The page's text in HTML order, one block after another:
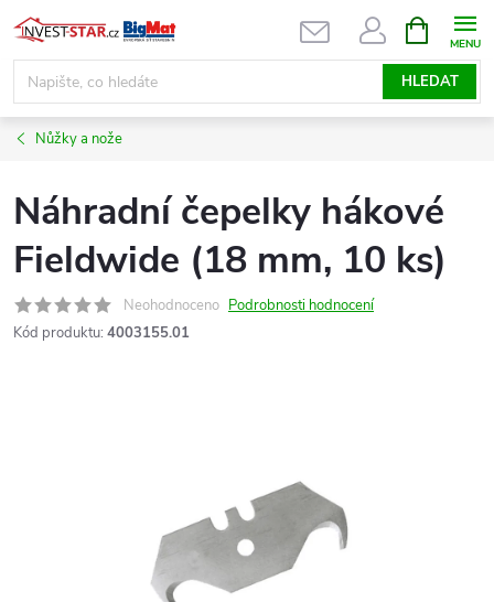
Přejít
na
obsah
HLEDAT
NÁKUPNÍ
KOŠÍK
Nůžky a nože
Náhradní čepelky hákové
Fieldwide (18 mm, 10 ks)
Neohodnoceno Podrobnosti hodnocení
Kód produktu: 4003155.01